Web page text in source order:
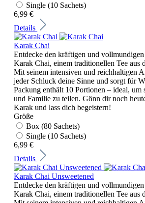
Single (10 Sachets)
6,99 €
Details
Karak Chai
Entdecke den kräftigen und
Karak Chai, einem traditionellen Tee aus
Mit seinem intensiven und reichhaltigen
jeder Schluck deine Sinne und sorgt für
Packung enthält 10 Portionen – ideal, um
und Familie zu teilen. Gönn dir noch
Karak und lass dich begeistern!
Größe
Box (80 Sachets)
Single (10 Sachets)
6,99 €
Details
Karak Chai Unsweetened
Entdecke den kräftigen und
Karak Chai, einem traditionellen Tee aus